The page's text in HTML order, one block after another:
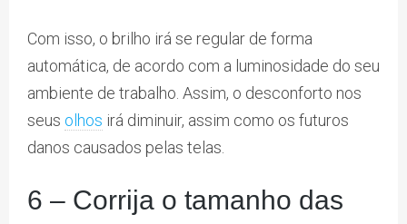
Com isso, o brilho irá se regular de forma
automática, de acordo com a luminosidade do seu
ambiente de trabalho. Assim, o desconforto nos
seus olhos irá diminuir, assim como os futuros
danos causados pelas telas.
6 – Corrija o tamanho das